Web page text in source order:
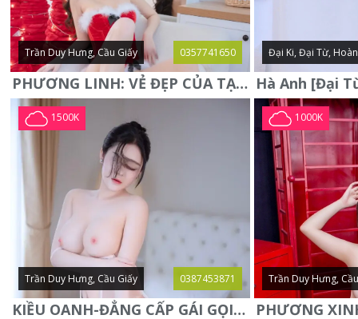
Trần Duy Hưng, Cầu Giấy 0357741650
PHƯƠNG LINH: VẺ ĐẸP CỦA TẠO HÓA, XINH ĐẸP, SEXY, QUYỄN RŨ
Đại Ki, Đại Từ,
1500K
Trần Duy Hưng, Cầu Giấy 0387453871
KIỀU OANH-ĐẲNG CẤP GÁI GỌI XINH SANG-NGOAN NGOÃN
1000K
Trần Duy Hưng,